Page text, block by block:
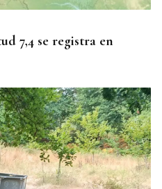
7,4 se registra en